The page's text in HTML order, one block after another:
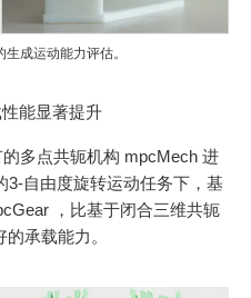
成运动能力评估。
能显著提升
多点共轭机构 mpcMech 进
3-自由度旋转运动任务下，基
，比基于闭合三维共轭
承载能力。